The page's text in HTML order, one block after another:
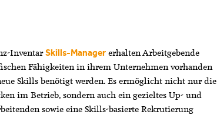
InventarSkills-Managererhalten Arbeitgebende
Fähigkeiten in ihrem Unternehmen vorhanden
Skills benötigt werden. Es ermöglicht nicht nur die
im Betrieb, sondern auch ein gezieltes Up- und
sowie eine Skills-basierte Rekrutierung